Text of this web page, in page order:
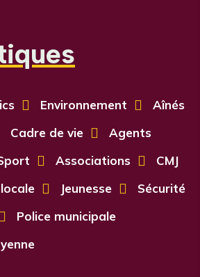
 Environnement  Aînés
Cadre de vie  Agents
 Associations  CMJ
 Jeunesse  Sécurité
 Police municipale